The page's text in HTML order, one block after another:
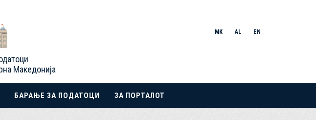
Македонија
MK AL EN
БАРАЊЕ ЗА ПОДАТОЦИ ЗА ПОРТАЛОТ